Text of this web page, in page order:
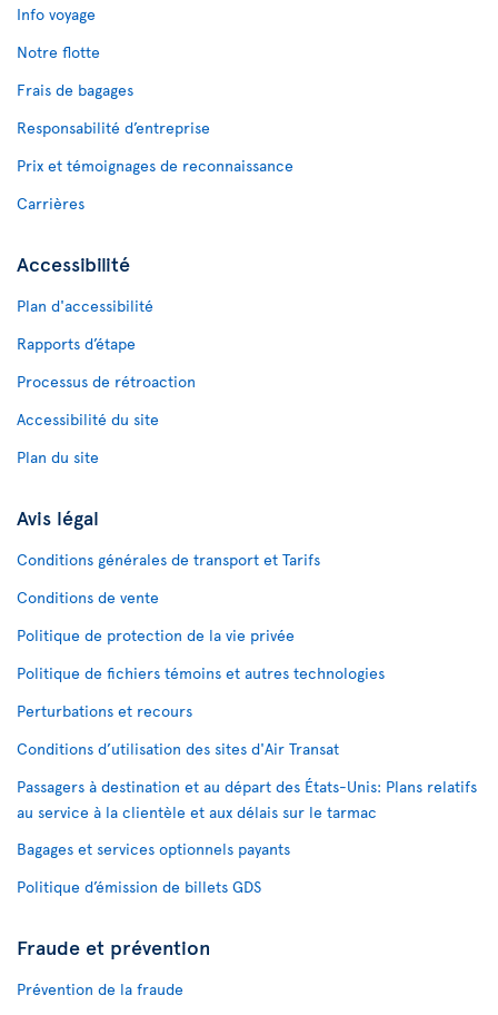
Info voyage
Notre flotte
Frais de bagages
Responsabilité d’entreprise
Prix et témoignages de reconnaissance
Carrières
Accessibilité
Plan d'accessibilité
Rapports d’étape
Processus de rétroaction
Accessibilité du site
Plan du site
Avis légal
Conditions générales de transport et Tarifs
Conditions de vente
Politique de protection de la vie privée
Politique de fichiers témoins et autres technologies
Perturbations et recours
Conditions d’utilisation des sites d'Air Transat
Passagers à destination et au départ des États-Unis: Plans relatifs
au service à la clientèle et aux délais sur le tarmac
Bagages et services optionnels payants
Politique d’émission de billets GDS
Fraude et prévention
Prévention de la fraude